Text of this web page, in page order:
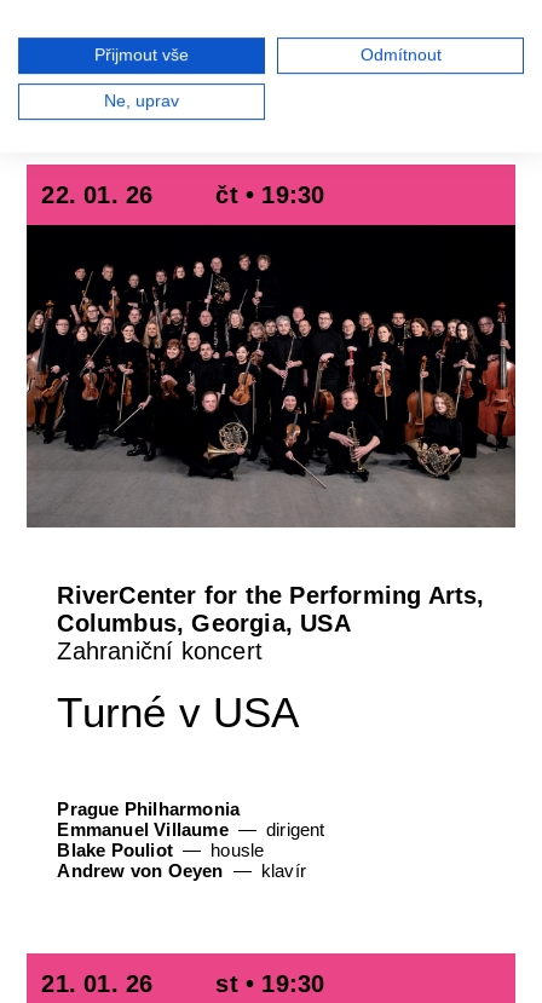
Emmanuel Villaume
dirigent
Blake Pouliot
Andrew von Oeyen
klavír
22. 01. 26 čt • 19:30
RiverCenter for the Performing Arts,
Columbus, Georgia, USA
Zahraniční koncert
Turné v USA
Prague Philharmonia
Emmanuel Villaume
dirigent
Blake Pouliot
housle
Andrew von Oeyen
klavír
21. 01. 26 st • 19:30
Přijmout vše Odmítnout
Ne, uprav